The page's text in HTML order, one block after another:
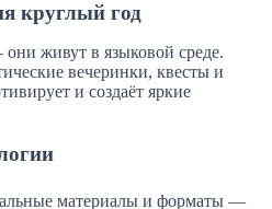
круглый год
живут в языковой среде.
вечеринки, квесты и
и создаёт яркие
материалы и форматы —